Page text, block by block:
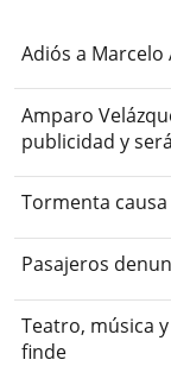
Adiós a
Amparo
publicidad y
Tormenta
Pasajeros
Teatro, música
finde